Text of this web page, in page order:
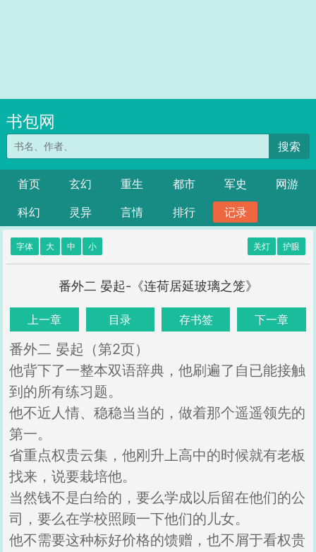
书包网
搜索
首页 玄幻 重生 都市 军史
网游
科幻
灵异 言情 排行 记录
字体 大 中 小 关灯 护眼
番外二 晏起-《连荷居延玻璃之笼》
上一章 目录 存书签 下一章
番外二 晏起（第2页）
他背下了一整本双语辞典，他刷遍了自已能接触
到的所有练习题。
他不近人情、稳稳当当的，做着那个遥遥领先的
第一。
省重点权贵云集，他刚升上高中的时候就有老板
找来，说要栽培他。
当然钱不是白给的，要么学成以后留在他们的公
司，要么在学校照顾一下他们的儿女。
他不需要这种标好价格的馈赠，也不屑于看权贵